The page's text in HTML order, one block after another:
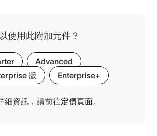
使用此附加元件？
Advanced
版
Enterprise+
細資訊，請前往定價頁面。